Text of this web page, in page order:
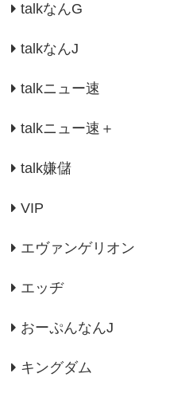
talkなんG
talkなんJ
talkニュー速
talkニュー速＋
talk嫌儲
VIP
エヴァンゲリオン
エッヂ
おーぷんなんJ
キングダム